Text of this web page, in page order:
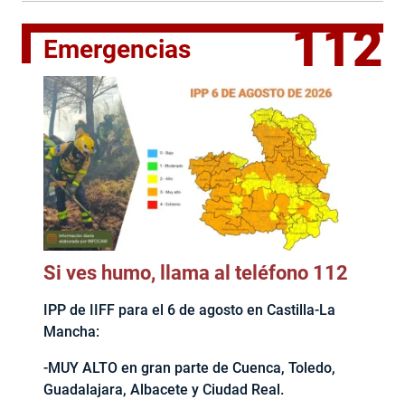
Emergencias 112
Si ves humo, llama al teléfono 112
IPP de IIFF para el 6 de agosto en Castilla-La
Mancha:
-MUY ALTO en gran parte de Cuenca, Toledo,
Guadalajara, Albacete y Ciudad Real.